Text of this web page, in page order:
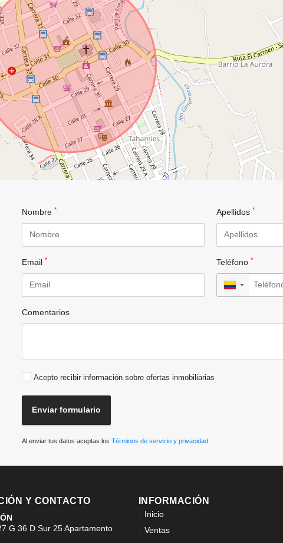
Nombre * Apellidos *
Email * Teléfono *
▼
Comentarios
Acepto recibir información sobre ofertas inmobiliarias
Enviar formulario
Al enviar tus datos aceptas los Términos de servicio y privacidad
Y CONTACTO
G 36 D Sur 25 Apartamento
INFORMACIÓN
Inicio
Ventas